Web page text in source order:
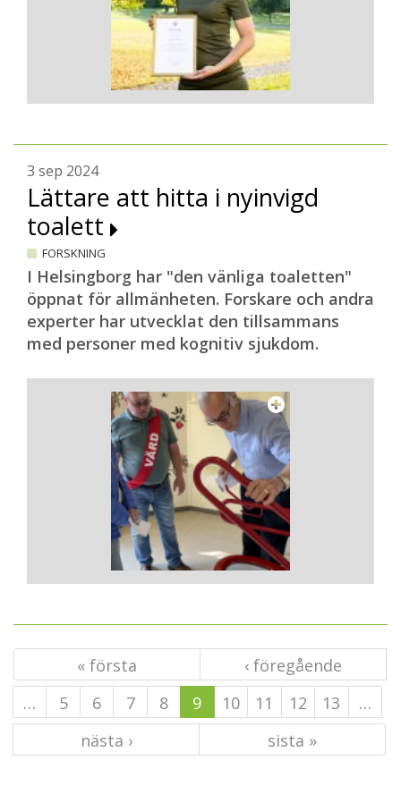
3 sep 2024
Lättare att hitta i nyinvigd
toalett
FORSKNING
I Helsingborg har "den vänliga toaletten"
öppnat för allmänheten. Forskare och andra
experter har utvecklat den tillsammans
med personer med kognitiv sjukdom.
« första
‹ föregående
…
5 6 7 8 9 10 11 12 13
…
nästa ›
sista »